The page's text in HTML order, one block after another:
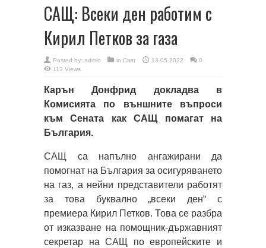
САЩ: Всеки ден работим с
Кирил Петков за газа
Posted by: admin in Свят 13.05.2022
0
113 Views
Карън Донфрид докладва в
Комисията по външните въпроси
към Сената как САЩ помагат на
България.
САЩ са напълно ангажирани да
помогнат на България за осигуряването
на газ, а нейни представители работят
за това буквално „всеки ден“ с
премиера Кирил Петков. Това се разбра
от изказване на помощник-държавният
секретар на САЩ по европейските и